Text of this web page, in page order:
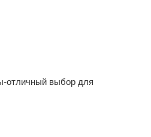
отличный выбор для